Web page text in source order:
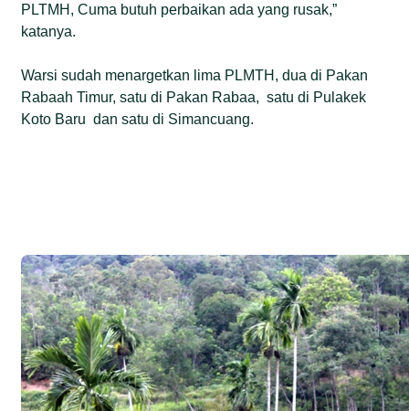
PLTMH, Cuma butuh perbaikan ada yang rusak,”
katanya.
Warsi sudah menargetkan lima PLMTH, dua di Pakan
Rabaah Timur, satu di Pakan Rabaa, satu di Pulakek
Koto Baru dan satu di Simancuang.